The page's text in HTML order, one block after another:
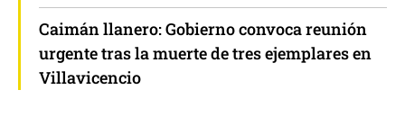
Caimán llanero: Gobierno convoca reunión
urgente tras la muerte de tres ejemplares en
Villavicencio